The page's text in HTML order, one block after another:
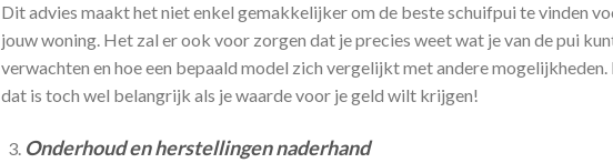
Dit advies maakt het niet enkel gemakkelijker om de beste schuifpui te vinden
jouw woning. Het zal er ook voor zorgen dat je precies weet wat je van de pui
verwachten en hoe een bepaald model zich vergelijkt met andere mogelijkheden.
dat is toch wel belangrijk als je waarde voor je geld wilt krijgen!
Onderhoud en herstellingen naderhand